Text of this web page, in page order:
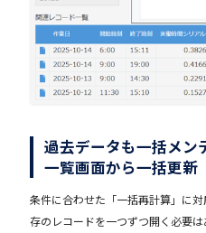
過去データも一括メン
一覧画面から一括更新
条件に合わせた「一括再計算」に
存のレコードを一つずつ開く必要